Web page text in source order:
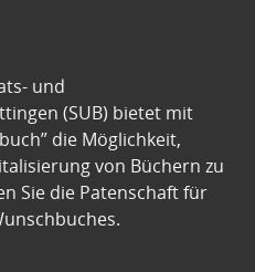
und
(SUB) bietet mit
die Möglichkeit,
von Büchern zu
Sie die Patenschaft für